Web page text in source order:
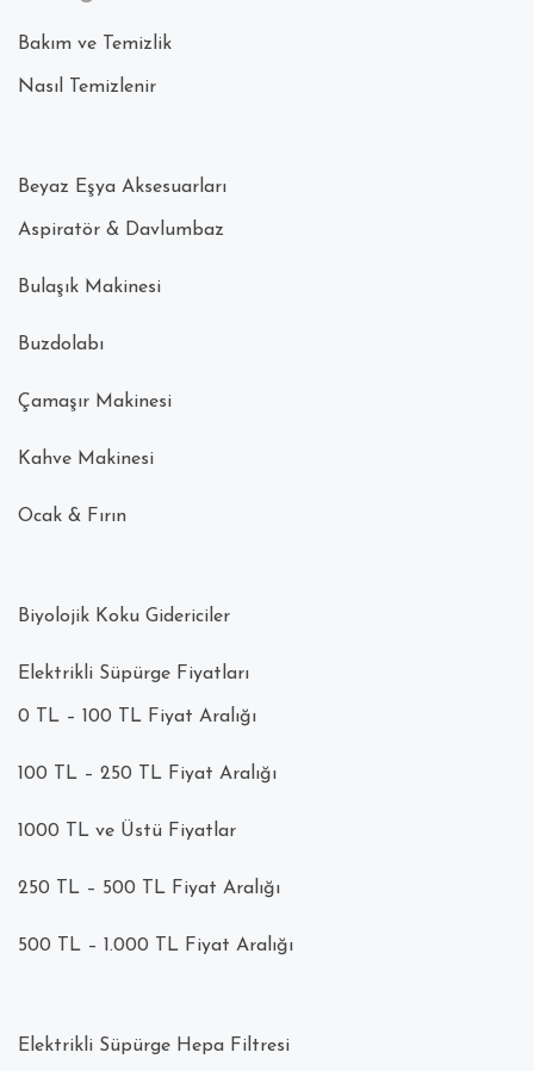
Bakım ve Temizlik
Nasıl Temizlenir
Beyaz Eşya Aksesuarları
Aspiratör & Davlumbaz
Bulaşık Makinesi
Buzdolabı
Çamaşır Makinesi
Kahve Makinesi
Ocak & Fırın
Biyolojik Koku Gidericiler
Elektrikli Süpürge Fiyatları
0 TL – 100 TL Fiyat Aralığı
100 TL – 250 TL Fiyat Aralığı
1000 TL ve Üstü Fiyatlar
250 TL – 500 TL Fiyat Aralığı
500 TL – 1.000 TL Fiyat Aralığı
Elektrikli Süpürge Hepa Filtresi